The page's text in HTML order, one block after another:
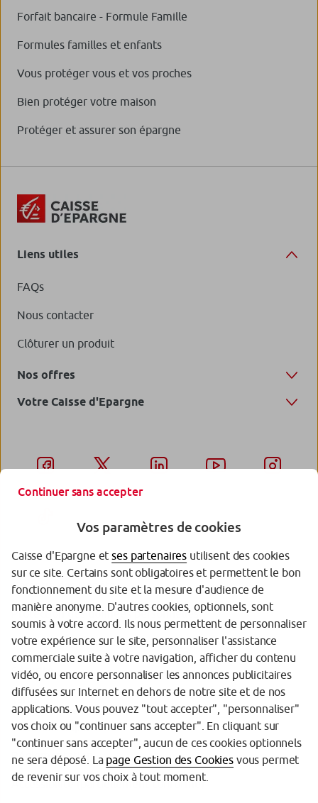
Forfait bancaire - Formule Famille
Formules familles et enfants
Vous protéger vous et vos proches
Bien protéger votre maison
Protéger et assurer son épargne
Liens utiles
FAQs
Nous contacter
Clôturer un produit
Nos offres
Votre Caisse d'Epargne
Garantie des Dépôts
Protection des données personnelles
Politique cookies
Sécurité
Tarifs
Mentions légales
Réglementation
Accessibilité (partiellement conforme)
Continuer sans accepter
Vos paramètres de cookies
Caisse d'Epargne etses partenaires utilisent des cookies
sur ce site. Certains sont obligatoires et permettent le bon
fonctionnement du site et la mesure d'audience de
manière anonyme. D'autres cookies, optionnels, sont
soumis à votre accord. Ils nous permettent de personnaliser
votre expérience sur le site, personnaliser l'assistance
commerciale suite à votre navigation, afficher du contenu
vidéo, ou encore personnaliser les annonces publicitaires
diffusées sur Internet en dehors de notre site et de nos
applications. Vous pouvez "tout accepter", "personnaliser"
vos choix ou "continuer sans accepter". En cliquant sur
"continuer sans accepter", aucun de ces cookies optionnels
ne sera déposé. La page Gestion des Cookiesvous permet
de revenir sur vos choix à tout moment.